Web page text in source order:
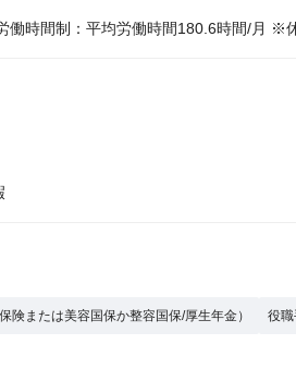
働時間制：平均労働時間180.6時間/月 ※
険または美容国保か整容国保/厚生年金） 役職